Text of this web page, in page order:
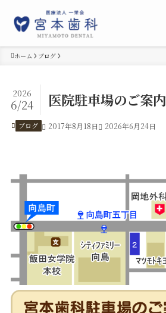
訪問診療
料金表
採用情報
ホーム ブログ
医院駐車場のご案内
2026
6/24
ブログ 2017年8月18日 2026年6月24日